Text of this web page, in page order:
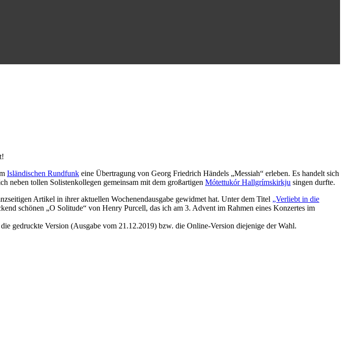
Isländischen Rundfunk eine Übertragung von Georg Friedrich Händels „Messiah“ erleben. Es handelt sich
neben tollen Solistenkollegen gemeinsam mit dem großartigen Mótettukór Hallgrímskirkju singen durfte.
Artikel in ihrer aktuellen Wochenendausgabe gewidmet hat. Unter dem Titel „Verliebt in die
schönen „O Solitude“ von Henry Purcell, das ich am 3. Advent im Rahmen eines Konzertes im
gedruckte Version (Ausgabe vom 21.12.2019) bzw. die Online-Version diejenige der Wahl.